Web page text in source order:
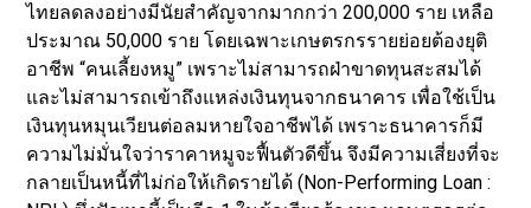
ไทยลดลงอย่างมีนัยสำคัญจากมากกว่า 200,000 ราย เหลือ
ประมาณ 50,000 ราย โดยเฉพาะเกษตรกรรายย่อยต้องยุติ
อาชีพ “คนเลี้ยงหมู” เพราะไม่สามารถฝ่าขาดทุนสะสมได้
และไม่สามารถเข้าถึงแหล่งเงินทุนจากธนาคาร เพื่อใช้เป็น
เงินทุนหมุนเวียนต่อลมหายใจอาชีพได้ เพราะธนาคารก็มี
ความไม่มั่นใจว่าราคาหมูจะฟื้นตัวดีขึ้น จึงมีความเสี่ยงที่จะ
กลายเป็นหนี้ที่ไม่ก่อให้เกิดรายได้ (Non-Performing Loan :